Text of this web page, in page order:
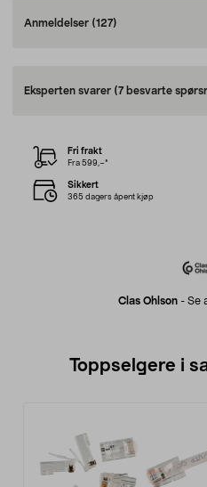
Anmeldelser (127)
Eksperten svarer (7 besvarte
Clas Ohlson- Se
Fri frakt
Fra 599,–*
Sikkert
365 dagers åpent kjøp
Toppselgere i